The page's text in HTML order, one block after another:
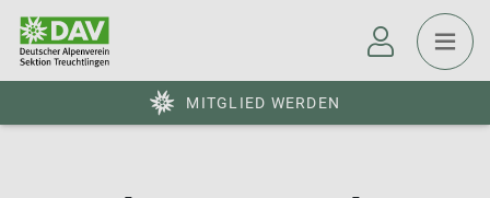
MITGLIED WERDEN